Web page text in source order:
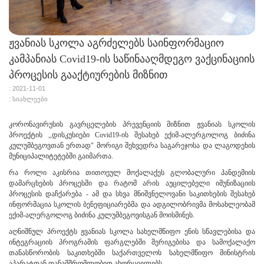
ჟვანიას სკოლა აგრძელებს საინფორმაციო
კამპანიას Covid19-ის საწინააღმდეგო ვაქცინაციის
პროცესის გააქტიურების მიზნით
: 2021-11-01
: სიახლეები
კორონავირუსის გავრცელების პრევენციის მიზნით ჟვანიას სკოლის
პროექტის ,,დისკუსიები Covid19-ის შესახებ ექიმ-ალერგოლოგ ბიძინა
კულუმბეგოვთან ერთად" მორიგი შეხვედრა საგარეჯოსა და ლაგოდეხის
მუნიციპალიტეტებში გაიმართა.
რა როლი აკისრია თითოეულ მოქალაქეს გლობალური პანდემიის
დამარცხების პროცესში და რატომ არის აუცილებელი იმუნიზაციის
პროცესის დაჩქარება - ამ და სხვა მნიშვნელოვანი საკითხების შესახებ
ინფორმაცია სკოლის ბენეფიციარებმა და ადგილობრივმა მოსახლეობამ
ექიმ-ალერგოლოგ ბიძინა კულუმბეგოვისგან მოისმინეს.
აღნიშნულ პროექტს ჟვანიას სკოლა სახელმწიფო ენის სწავლებისა და
ინტეგრაციის პროგრამის ფარგლებში შერიგებისა და სამოქალაქო
თანასწორობის საკითხებში საქართველოს სახელმწიფო მინისტრის